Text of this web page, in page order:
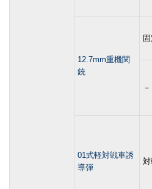
12.7mm重機関
銃
－
01式軽対戦車誘
導弾